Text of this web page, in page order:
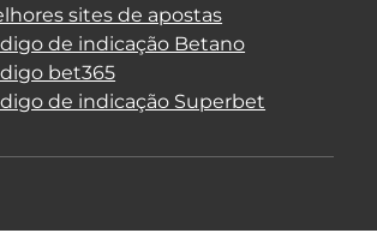
sites de apostas
de indicação Betano
bet365
de indicação Superbet